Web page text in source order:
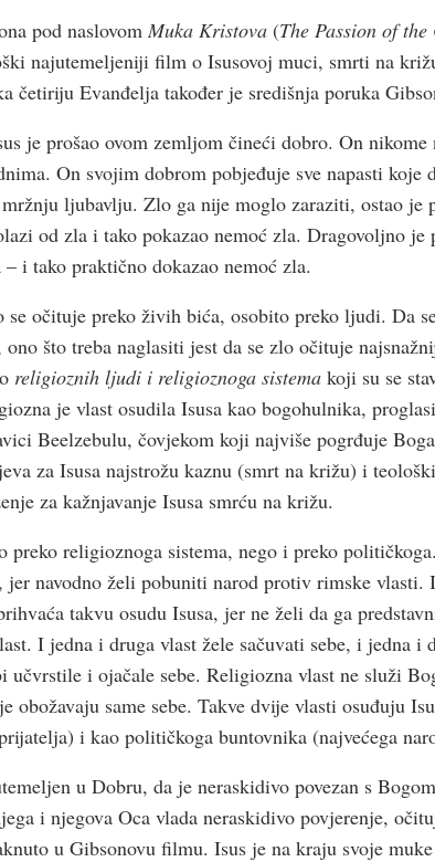
pod naslovom Muka Kristova (The Passion of
najutemeljeniji film o Isusovoj muci, smrti na
četiriju Evanđelja također je središnja poruka
je prošao ovom zemljom čineći dobro. On
On svojim dobrom pobjeđuje sve napasti
ljubavlju. Zlo ga nije moglo zaraziti, ostao
od zla i tako pokazao nemoć zla. Dragovoljno
i tako praktično dokazao nemoć zla.
očituje preko živih bića, osobito preko ljudi. Da
što treba naglasiti jest da se zlo očituje
religioznih ljudi i religioznoga sistema koji su se
je vlast osudila Isusa kao bogohulnika,
Beelzebulu, čovjekom koji najviše pogrđuje
za Isusa najstrožu kaznu (smrt na križu) i
za kažnjavanje Isusa smrću na križu.
preko religioznoga sistema, nego i preko
navodno želi pobuniti narod protiv rimske vlasti.
takvu osudu Isusa, jer ne želi da ga
I jedna i druga vlast žele sačuvati sebe, i jedna i
učvrstile i ojačale sebe. Religiozna vlast ne služi
obožavaju same sebe. Takve dvije vlasti osuđuju
i kao političkoga buntovnika (najvećega
u Dobru, da je neraskidivo povezan s
i njegova Oca vlada neraskidivo povjerenje,
u Gibsonovu filmu. Isus je na kraju svoje